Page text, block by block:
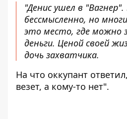
"Денис ушел в
бессмысленно, но
это место, где можно
деньги. Ценой своей
дочь захватчика.
На что оккупант
везет, а кому-то нет".